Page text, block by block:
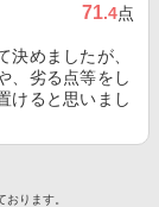
71.4点
めましたが、
、劣る点等をし
けると思いまし
ります。